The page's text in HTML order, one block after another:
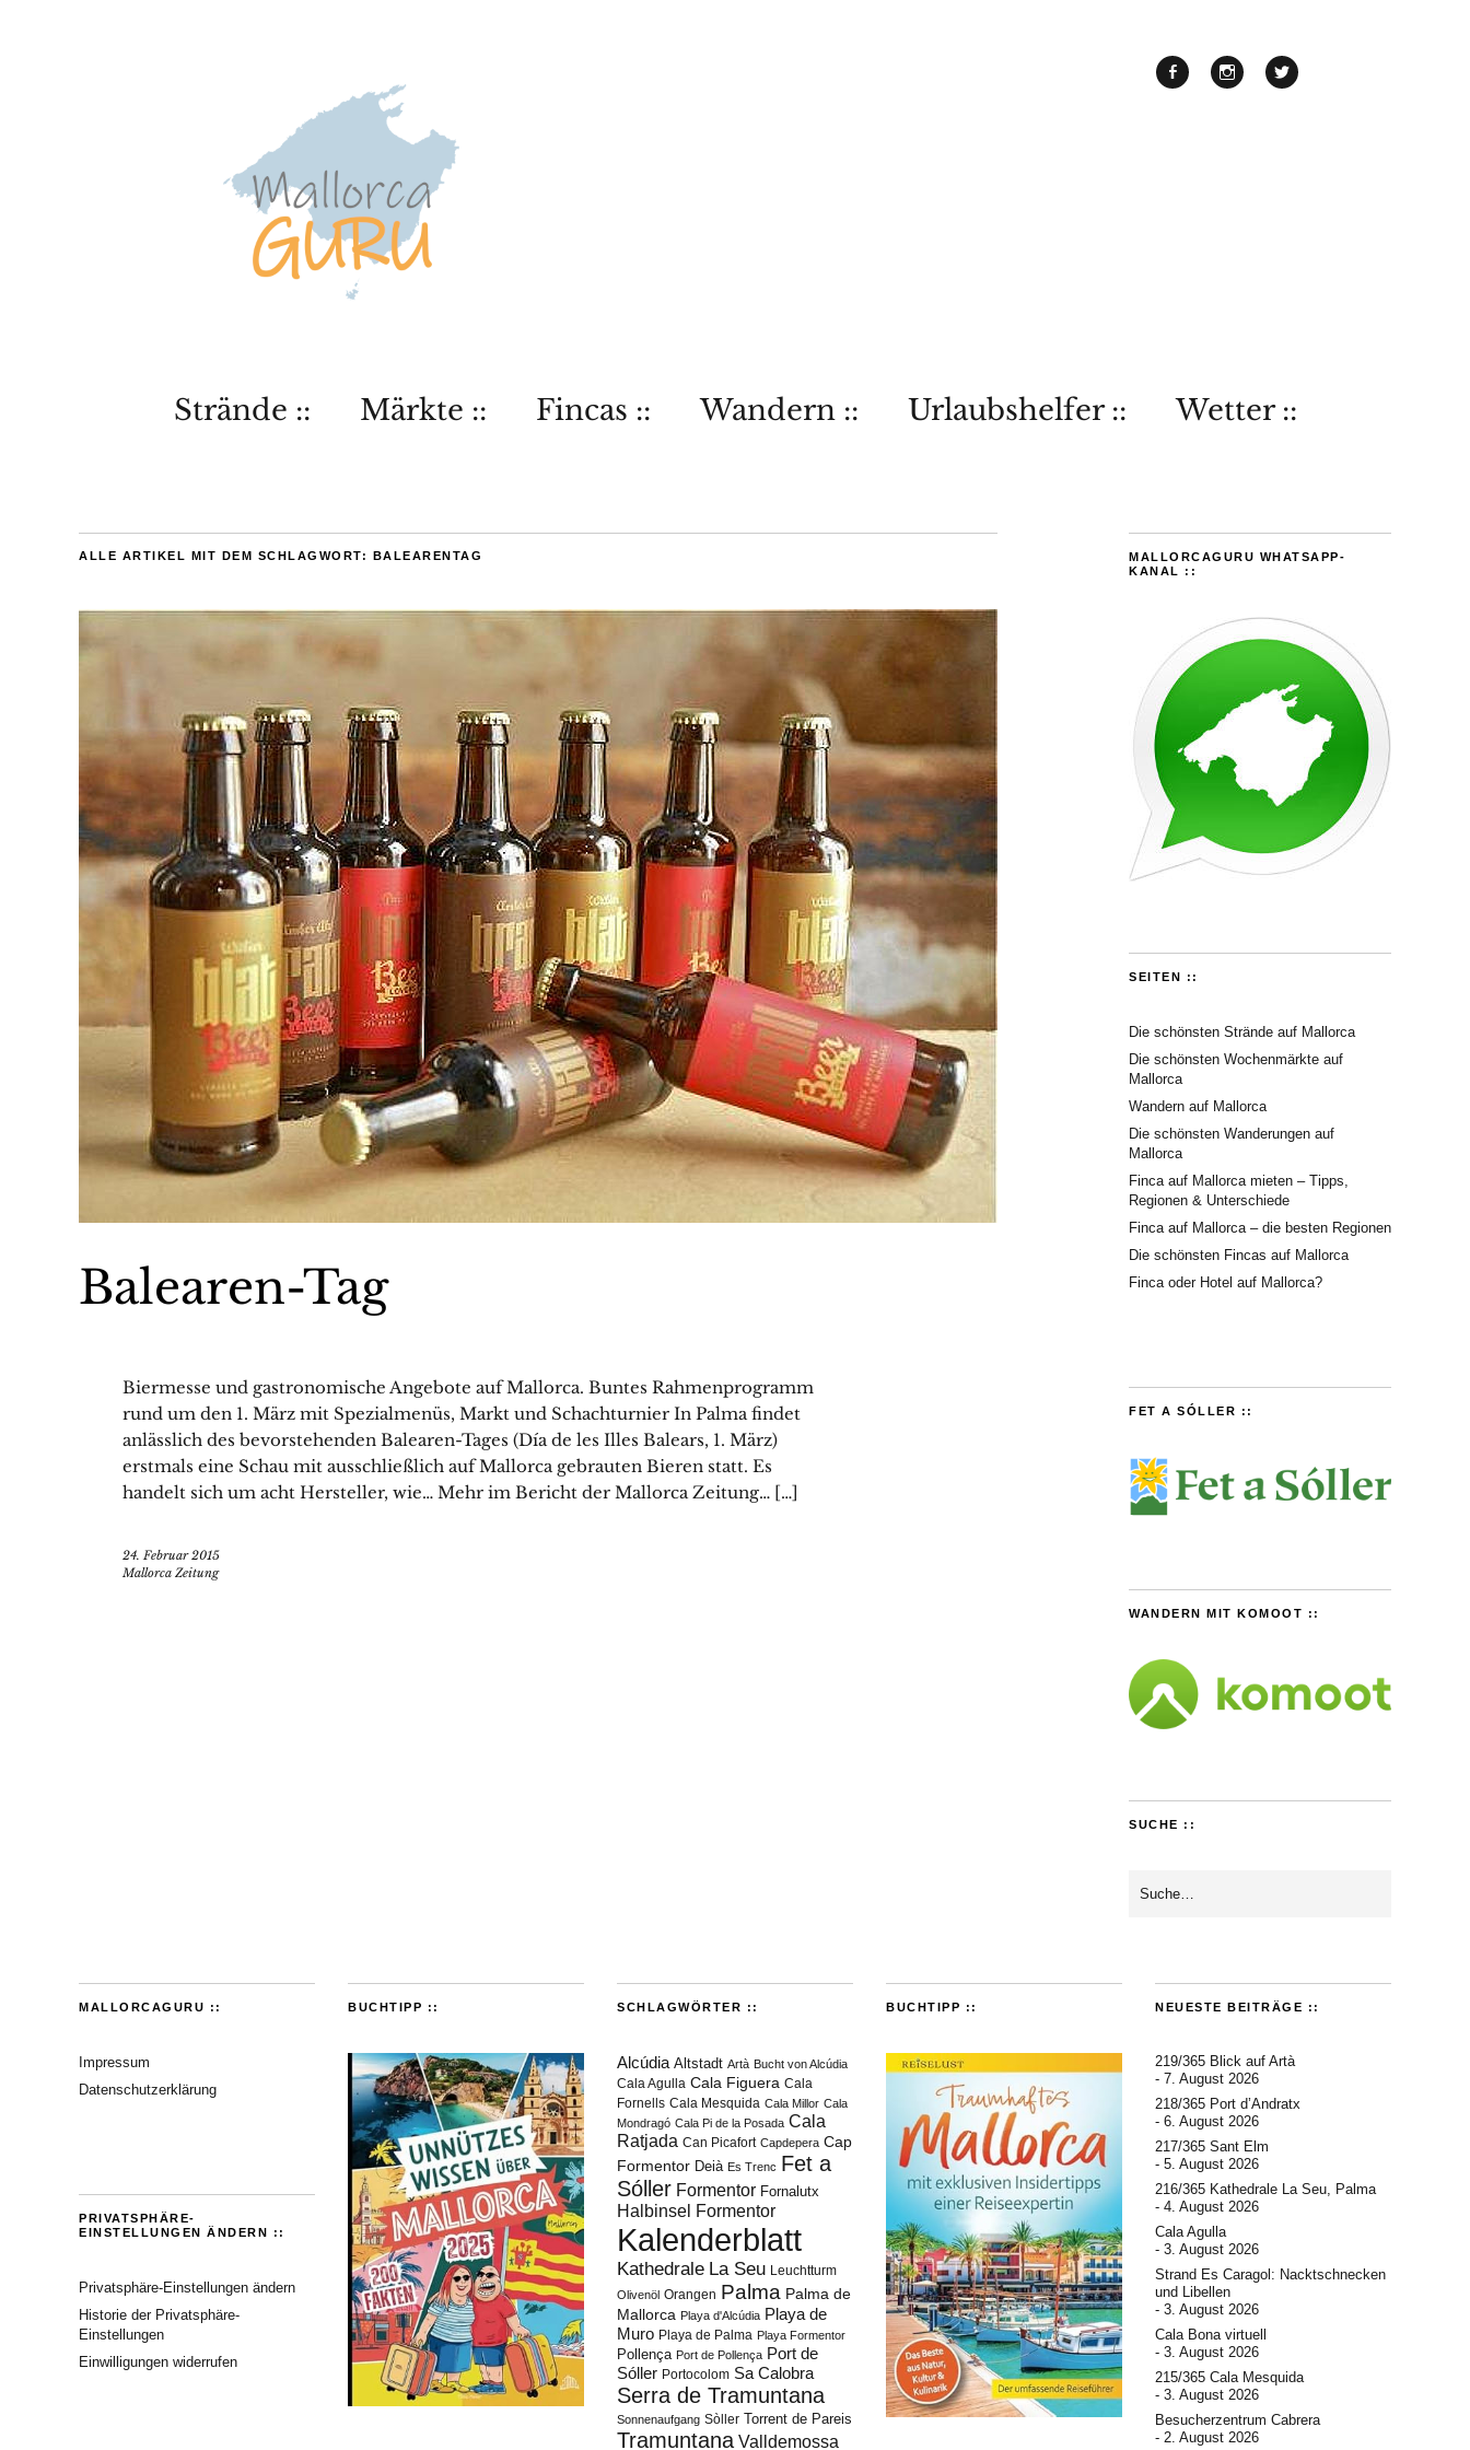
Strände :: Märkte :: Fincas :: Wandern :: Urlaubshelfer :: Wetter ::
ALLE ARTIKEL MIT DEM SCHLAGWORT: BALEARENTAG
Balearen-Tag
Biermesse und gastronomische Angebote auf Mallorca. Buntes Rahmenprogramm
rund um den 1. März mit Spezialmenüs, Markt und Schachturnier In Palma findet
anlässlich des bevorstehenden Balearen-Tages (Día de les Illes Balears, 1. März)
erstmals eine Schau mit ausschließlich auf Mallorca gebrauten Bieren statt. Es
handelt sich um acht Hersteller, wie… Mehr im Bericht der Mallorca Zeitung… […]
24. Februar 2015
Mallorca Zeitung
MALLORCAGURU WHATSAPP-
KANAL ::
SEITEN ::
Die schönsten Strände auf Mallorca
Die schönsten Wochenmärkte auf
Mallorca
Wandern auf Mallorca
Die schönsten Wanderungen auf
Mallorca
Finca auf Mallorca mieten – Tipps,
Regionen & Unterschiede
Finca auf Mallorca – die besten Regionen
Die schönsten Fincas auf Mallorca
Finca oder Hotel auf Mallorca?
FET A SÓLLER ::
WANDERN MIT KOMOOT ::
SUCHE ::
MALLORCAGURU ::
Impressum
Datenschutzerklärung
PRIVATSPHÄRE-
EINSTELLUNGEN ÄNDERN ::
Privatsphäre-Einstellungen ändern
Historie der Privatsphäre-
Einstellungen
Einwilligungen widerrufen
BUCHTIPP :: SCHLAGWÖRTER ::
Alcúdia Altstadt Artà Bucht von Alcúdia
Cala Agulla Cala Figuera Cala
Fornells Cala Mesquida Cala Millor Cala
Mondragó Cala Pi de la Posada Cala
Ratjada Can Picafort Capdepera Cap
Formentor Deià Es Trenc Fet a
Sóller Formentor Fornalutx
Halbinsel Formentor
Kalenderblatt
Kathedrale La Seu Leuchtturm
Olivenöl Orangen Palma Palma de
Mallorca Playa d'Alcúdia Playa de
Muro Playa de Palma Playa Formentor
Pollença Port de Pollença Port de
Sóller Portocolom Sa Calobra
Serra de Tramuntana
Sonnenaufgang Sòller Torrent de Pareis
Tramuntana Valldemossa
BUCHTIPP :: NEUESTE BEITRÄGE ::
219/365 Blick auf Artà
7. August 2026
218/365 Port d’Andratx
6. August 2026
217/365 Sant Elm
5. August 2026
216/365 Kathedrale La Seu, Palma
4. August 2026
Cala Agulla
3. August 2026
Strand Es Caragol: Nacktschnecken
und Libellen
3. August 2026
Cala Bona virtuell
3. August 2026
215/365 Cala Mesquida
3. August 2026
Besucherzentrum Cabrera
2. August 2026